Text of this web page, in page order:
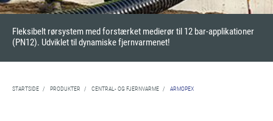
Fleksibelt rørsystem med forstærket medierør til 12 bar-applikationer
(PN12). Udviklet til dynamiske fjernvarmenet!
STARTSIDE / PRODUKTER / CENTRAL- OG FJERNVARME / ARMOPEX